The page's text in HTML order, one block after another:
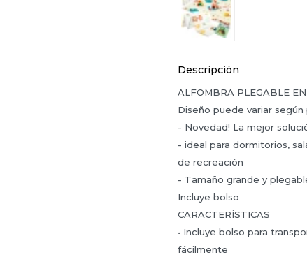
Descripción
ALFOMBRA PLEGABLE
Diseño puede variar
- Novedad! La mejor
- ideal para dormitorios,
de recreación
- Tamaño grande y
Incluye bolso
CARACTERÍSTICAS
• Incluye bolso para
fácilmente